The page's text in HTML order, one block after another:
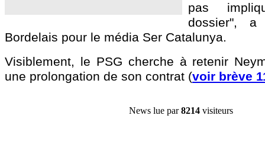
pas
dossier", a
Bordelais pour le média Ser Catalunya.
Visiblement, le PSG cherche à retenir
une prolongation de son contrat (voir brève
News lue par8214 visiteurs